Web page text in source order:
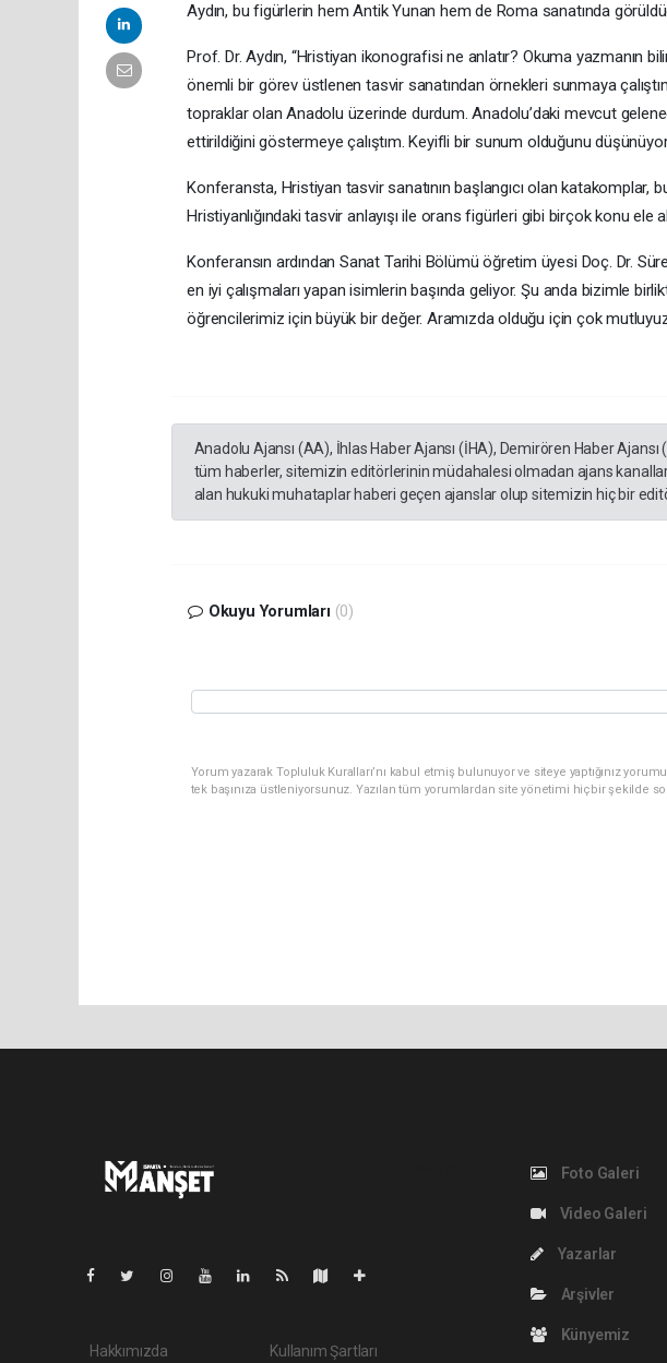
Aydın, bu figürlerin hem Antik Yunan hem de Roma sanatında
Prof. Dr. Aydın, “Hristiyan ikonografisi ne anlatır? Okuma yazmanın
önemli bir görev üstlenen tasvir sanatından örnekleri sunmaya
topraklar olan Anadolu üzerinde durdum. Anadolu’daki mevcut
ettirildiğini göstermeye çalıştım. Keyifli bir sunum olduğunu
Konferansta, Hristiyan tasvir sanatının başlangıcı olan katakomplar,
Hristiyanlığındaki tasvir anlayışı ile orans figürleri gibi birçok konu ele
Konferansın ardından Sanat Tarihi Bölümü öğretim üyesi Doç. Dr.
en iyi çalışmaları yapan isimlerin başında geliyor. Şu anda bizimle
öğrencilerimiz için büyük bir değer. Aramızda olduğu için çok
Anadolu Ajansı (AA), İhlas Haber Ajansı (İHA), Demirören Haber
tüm haberler, sitemizin editörlerinin müdahalesi olmadan ajans
alan hukuki muhataplar haberi geçen ajanslar olup sitemizin hiç bir
Okuyu Yorumları (0)
Yorum yazarak Topluluk Kuralları’nı kabul etmiş bulunuyor ve siteye yaptığınız
tek başınıza üstleniyorsunuz. Yazılan tüm yorumlardan site yönetimi hiçbir şekilde
Hakkımızda Kullanım Şartları
Foto Galeri
Video Galeri
Yazarlar
Arşivler
Künyemiz